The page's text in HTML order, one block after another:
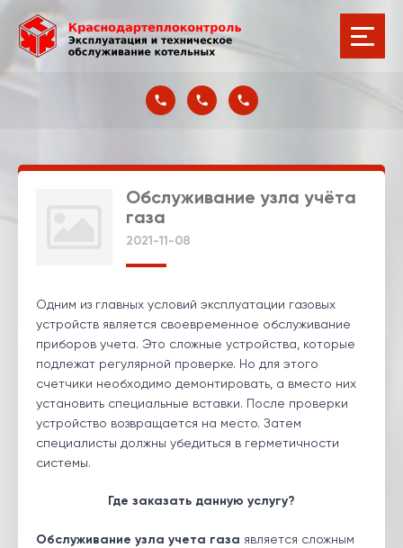
Обслуживание узла учёта
газа
2021-11-08
Одним из главных условий эксплуатации газовых
устройств является своевременное обслуживание
приборов учета. Это сложные устройства, которые
подлежат регулярной проверке. Но для этого
счетчики необходимо демонтировать, а вместо них
установить специальные вставки. После проверки
устройство возвращается на место. Затем
специалисты должны убедиться в герметичности
системы.
Где заказать данную услугу?
Обслуживание узла учета газа является сложным